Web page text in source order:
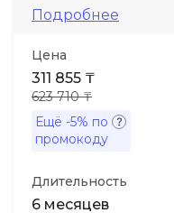
Подробнее
Цена
311 855 ₸
623 710 ₸
Ещё -5% по
промокоду
Длительность
6 месяцев